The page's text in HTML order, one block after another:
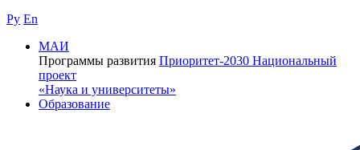
Ру En
МАИ
Программы развития Приоритет-2030 Национальный
проект
«Наука и университеты»
Образование